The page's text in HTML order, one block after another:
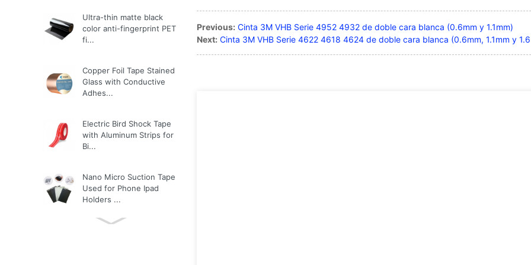
Ultra-thin matte black
color anti-fingerprint PET
fi...
Copper Foil Tape Stained
Glass with Conductive
Adhes...
Electric Bird Shock Tape
with Aluminum Strips for
Bi...
Nano Micro Suction Tape
Used for Phone Ipad
Holders ...
Previous: Cinta 3M VHB Serie 4952 4932 de doble cara blanca (0.6mm y 1.1mm)
Next: Cinta 3M VHB Serie 4622 4618 4624 de doble cara blanca (0.6mm, 1.1mm y